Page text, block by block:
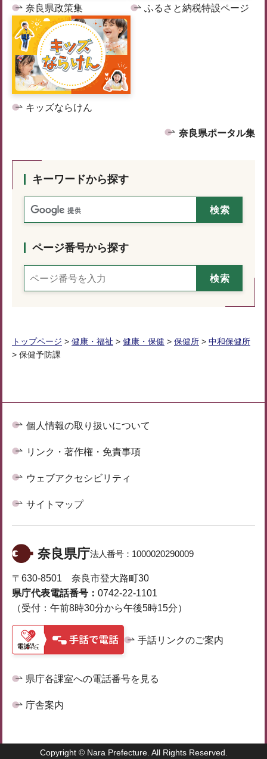
奈良県政策集 ふるさと納税特設ページ
キッズならけん
奈良県ポータル集
キーワードから探す
ページ番号から探す
トップページ > 健康・福祉 > 健康・保健 > 保健所 > 中和保健所
> 保健予防課
個人情報の取り扱いについて
リンク・著作権・免責事項
ウェブアクセシビリティ
サイトマップ
奈良県庁法人番号： 1000020290009
〒630-8501 奈良市登大路町30
県庁代表電話番号： 0742-22-1101
（受付：午前8時30分から午後5時15分）
手話リンクのご案内
県庁各課室への電話番号を見る
庁舎案内
Copyright © Nara Prefecture. All Rights Reserved.